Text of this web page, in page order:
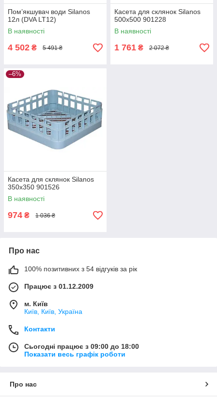
Пом’якшувач води Silanos
12л (DVA LT12)
В наявності
4 502 ₴ 5 491 ₴
Касета для склянок Silanos
500x500 901228
В наявності
1 761 ₴ 2 072 ₴
–6%
Касета для склянок Silanos
350х350 901526
В наявності
974 ₴ 1 036 ₴
Про нас
100% позитивних з 54 відгуків за рік
Працює з 01.12.2009
м. Київ
Київ, Київ, Україна
Контакти
Сьогодні працює з 09:00 до 18:00
Показати весь графік роботи
Про нас